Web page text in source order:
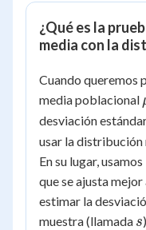
¿Qué es la
media con la
Cuando queremos
media poblacional
desviación
usar la
En su lugar, usamos
que se ajusta
estimar la
muestra (llamada s
s